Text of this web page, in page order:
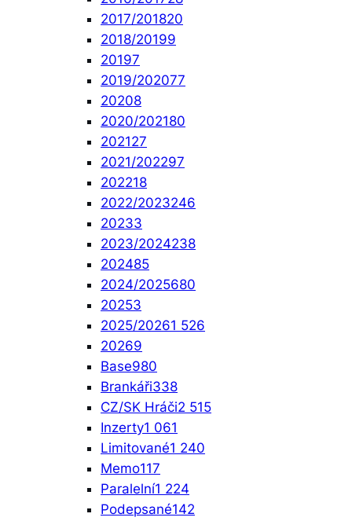
2017/201820
2018/20199
20197
2019/202077
20208
2020/202180
202127
2021/202297
202218
2022/2023246
20233
2023/2024238
202485
2024/2025680
20253
2025/20261 526
20269
Base980
Brankáři338
CZ/SK Hráči2 515
Inzerty1 061
Limitované1 240
Memo117
Paralelní1 224
Podepsané142